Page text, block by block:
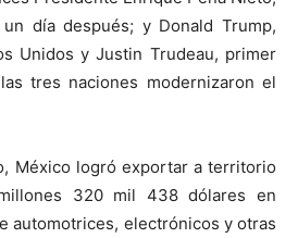
día después; y Donald Trump,
Unidos y Justin Trudeau, primer
tres naciones modernizaron el
México logró exportar a territorio
320 mil 438 dólares en
automotrices, electrónicos y otras